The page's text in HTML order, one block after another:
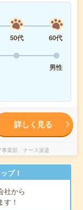
50代
60代
男性
詳しく見る
事業部 ナース派遣
プ！
社から
す！